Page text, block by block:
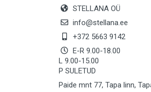
MAALRITARBED (1025)
SOOJUSTUS (16)
KEEMIA (220)
TÖÖRIIDED (117)
SAUN (8)
STELLANA OÜ
info@stellana.ee
+372 5663 9142
E-R 9.00-18.00
L 9.00-15.00
P SULETUD
Paide mnt 77, Tapa linn,